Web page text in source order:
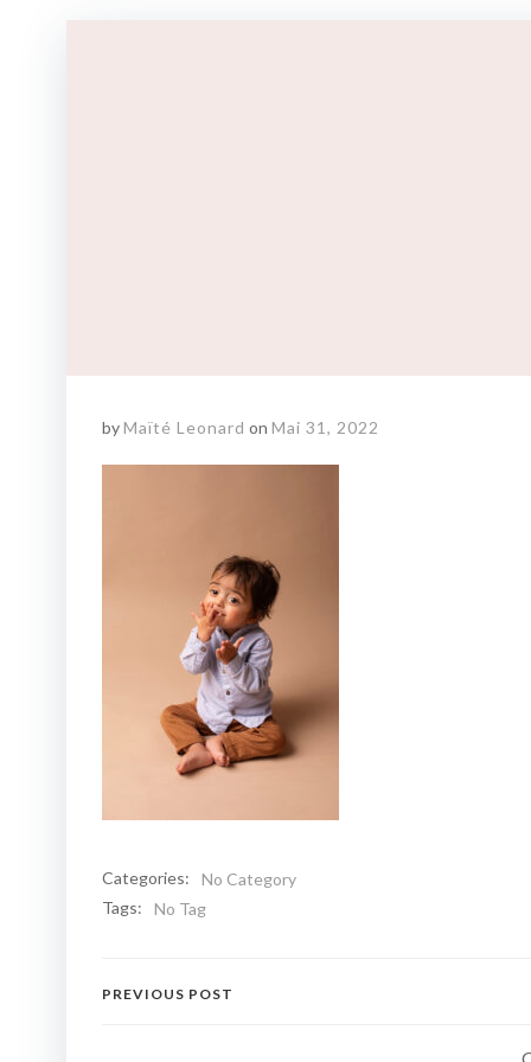
byMaïté Leonard on Mai 31, 2022
Categories:
No Category
Tags:
No Tag
Navigation
PREVIOUS POST